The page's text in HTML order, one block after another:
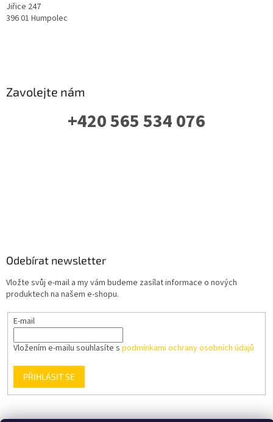
Jiřice 247
396 01 Humpolec
Zavolejte nám
+420 565 534 076
Odebírat newsletter
Vložte svůj e-mail a my vám budeme zasílat informace o nových
produktech na našem e-shopu.
E-mail
Vložením e-mailu souhlasíte s podmínkami ochrany osobních údajů
PŘIHLÁSIT SE